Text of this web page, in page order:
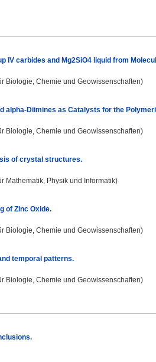
IV carbides and Mg2SiO4 liquid from
Biologie, Chemie und Geowissenschaften)
alpha-Diimines as Catalysts for the
Biologie, Chemie und Geowissenschaften)
of crystal structures.
Mathematik, Physik und Informatik)
of Zinc Oxide.
Biologie, Chemie und Geowissenschaften)
temporal patterns.
Biologie, Chemie und Geowissenschaften)